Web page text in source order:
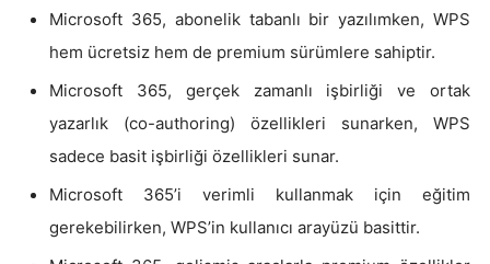
Microsoft 365, abonelik tabanlı bir yazılımken, WPS
hem ücretsiz hem de premium sürümlere sahiptir.
Microsoft 365, gerçek zamanlı işbirliği ve ortak
yazarlık (co-authoring) özellikleri sunarken, WPS
sadece basit işbirliği özellikleri sunar.
Microsoft 365’i verimli kullanmak için eğitim
gerekebilirken, WPS’in kullanıcı arayüzü basittir.